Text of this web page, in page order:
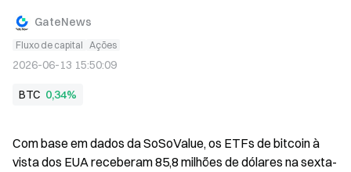
GateNews
Fluxo de capital Ações
2026-06-13 15:50:09
BTC 0,34%
Com base em dados da SoSoValue, os ETFs de bitcoin à
vista dos EUA receberam 85,8 milhões de dólares na sexta-